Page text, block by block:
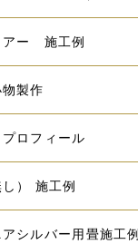
アー 施工例
製作
ロフィール
） 施工例
シルバー用畳施工例